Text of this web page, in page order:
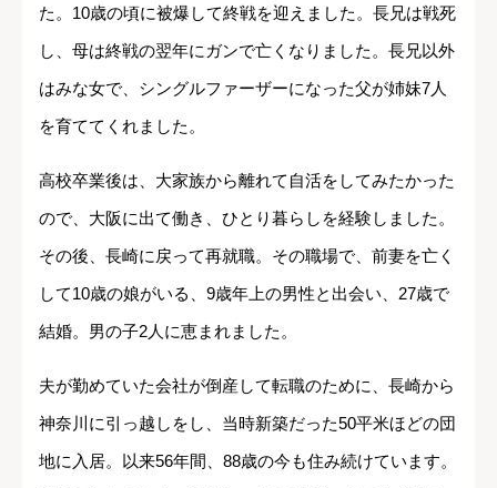
た。10歳の頃に被爆して終戦を迎えました。長兄は戦死
し、母は終戦の翌年にガンで亡くなりました。長兄以外
はみな女で、シングルファーザーになった父が姉妹7人
を育ててくれました。
高校卒業後は、大家族から離れて自活をしてみたかった
ので、大阪に出て働き、ひとり暮らしを経験しました。
その後、長崎に戻って再就職。その職場で、前妻を亡く
して10歳の娘がいる、9歳年上の男性と出会い、27歳で
結婚。男の子2人に恵まれました。
夫が勤めていた会社が倒産して転職のために、長崎から
神奈川に引っ越しをし、当時新築だった50平米ほどの団
地に入居。以来56年間、88歳の今も住み続けています。